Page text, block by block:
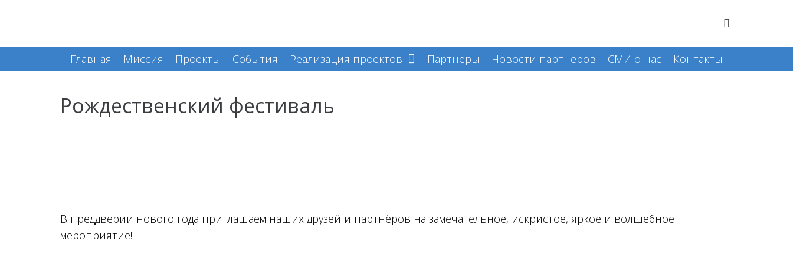
Главная Миссия Проекты События Реализация проектов Партнеры Новости партнеров СМИ о нас Контакты
Рождественский фестиваль
В преддверии нового года приглашаем наших друзей и партнёров на замечательное, искристое, яркое и волшебное
мероприятие!